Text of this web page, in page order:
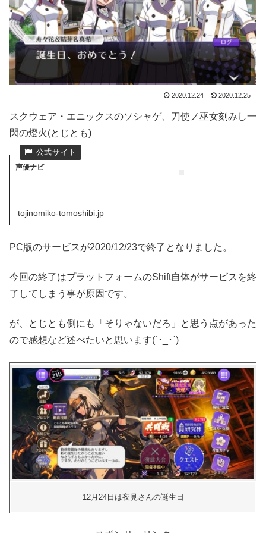
2020.12.24 2020.12.25
スクウェア・エニックスのソシャゲ、刀使ノ巫女刻みし一
閃の燈火(とじとも)
声優ナビ
tojinomiko-tomoshibi.jp
PC版のサービスが2020/12/23で終了となりました。
今回の終了はプラットフォームのShift自体がサービスを終
了してしまう事が原因です。
が、とじとも側にも「そりゃないだろ」と思う点があった
ので感想など述べたいと思います(´･_･`)
12月24日は夜見さんの誕生日